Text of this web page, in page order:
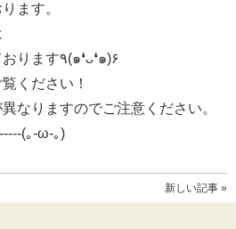
ます。
素敵な特典をご用意しております٩(๑❛ᴗ❛๑)۶
ください！
なりますのでご注意ください。
(｡-ω-｡)
新しい記事 »